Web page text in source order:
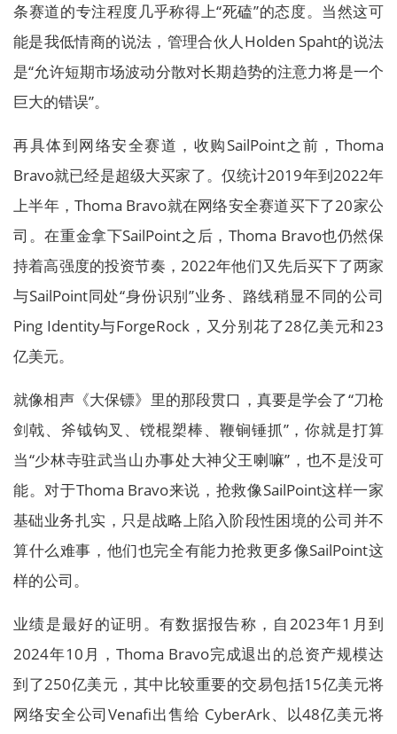
条赛道的专注程度几乎称得上“死磕”的态度。当然这可
能是我低情商的说法，管理合伙人Holden Spaht的说法
是“允许短期市场波动分散对长期趋势的注意力将是一个
巨大的错误”。
再具体到网络安全赛道，收购SailPoint之前，Thoma
Bravo就已经是超级大买家了。仅统计2019年到2022年
上半年，Thoma Bravo就在网络安全赛道买下了20家公
司。在重金拿下SailPoint之后，Thoma Bravo也仍然保
持着高强度的投资节奏，2022年他们又先后买下了两家
与SailPoint同处“身份识别”业务、路线稍显不同的公司
Ping Identity与ForgeRock，又分别花了28亿美元和23
亿美元。
就像相声《大保镖》里的那段贯口，真要是学会了“刀枪
剑戟、斧钺钩叉、镋棍槊棒、鞭锏锤抓”，你就是打算
当“少林寺驻武当山办事处大神父王喇嘛”，也不是没可
能。对于Thoma Bravo来说，抢救像SailPoint这样一家
基础业务扎实，只是战略上陷入阶段性困境的公司并不
算什么难事，他们也完全有能力抢救更多像SailPoint这
样的公司。
业绩是最好的证明。有数据报告称，自2023年1月到
2024年10月，Thoma Bravo完成退出的总资产规模达
到了250亿美元，其中比较重要的交易包括15亿美元将
网络安全公司Venafi出售给 CyberArk、以48亿美元将